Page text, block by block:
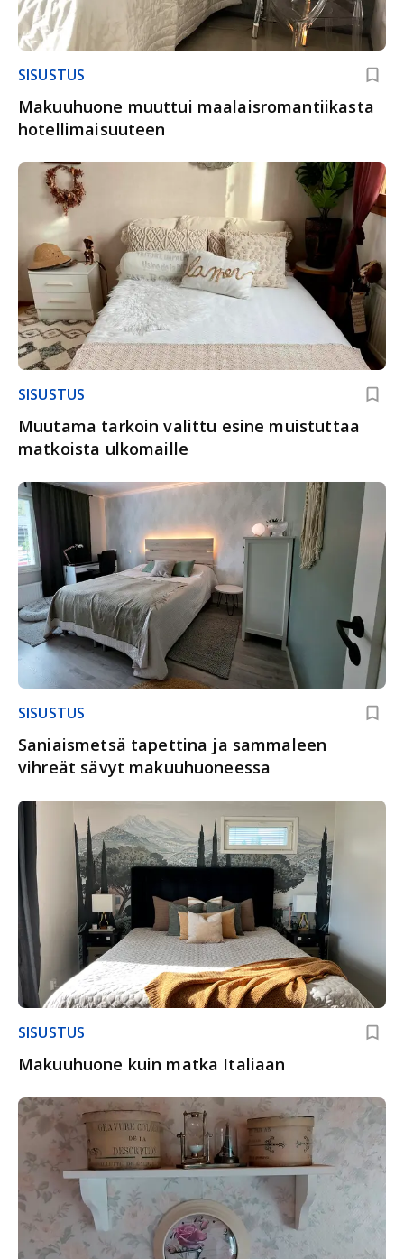
SISUSTUS
Makuuhuone muuttui maalaisromantiikasta
hotellimaisuuteen
SISUSTUS
Muutama tarkoin valittu esine muistuttaa
matkoista ulkomaille
SISUSTUS
Saniaismetsä tapettina ja sammaleen
vihreät sävyt makuuhuoneessa
SISUSTUS
Makuuhuone kuin matka Italiaan